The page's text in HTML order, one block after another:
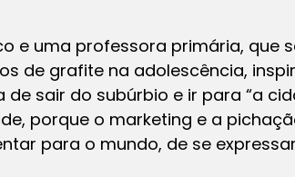
e uma professora primária, que
de grafite na adolescência,
sair do subúrbio e ir para “a
porque o marketing e a
para o mundo, de se